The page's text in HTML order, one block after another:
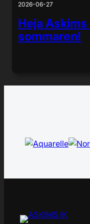
2026-06-27
Heja Askims
sommaren!